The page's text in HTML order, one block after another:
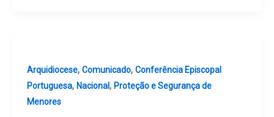
Arquidiocese, Comunicado, Conferência Episcopal
Portuguesa, Nacional, Proteção e Segurança de
Menores